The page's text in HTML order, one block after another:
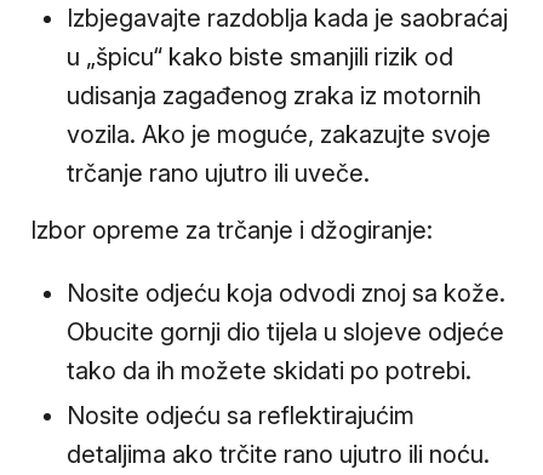
Izbjegavajte razdoblja kada je saobraćaj
u „špicu“ kako biste smanjili rizik od
udisanja zagađenog zraka iz motornih
vozila. Ako je moguće, zakazujte svoje
trčanje rano ujutro ili uveče.
Izbor opreme za trčanje i džogiranje:
Nosite odjeću koja odvodi znoj sa kože.
Obucite gornji dio tijela u slojeve odjeće
tako da ih možete skidati po potrebi.
Nosite odjeću sa reflektirajućim
detaljima ako trčite rano ujutro ili noću.